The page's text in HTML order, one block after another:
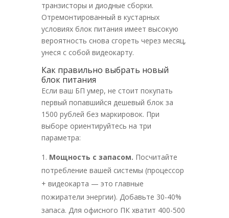
транзисторы и диодные сборки.
Отремонтированный в кустарных
условиях блок питания имеет высокую
вероятность снова сгореть через месяц,
унеся с собой видеокарту.
Как правильно выбрать новый
блок питания
Если ваш БП умер, не стоит покупать
первый попавшийся дешевый блок за
1500 рублей без маркировок. При
выборе ориентируйтесь на три
параметра:
Мощность с запасом. Посчитайте
потребление вашей системы (процессор
+ видеокарта — это главные
пожиратели энергии). Добавьте 30-40%
запаса. Для офисного ПК хватит 400-500